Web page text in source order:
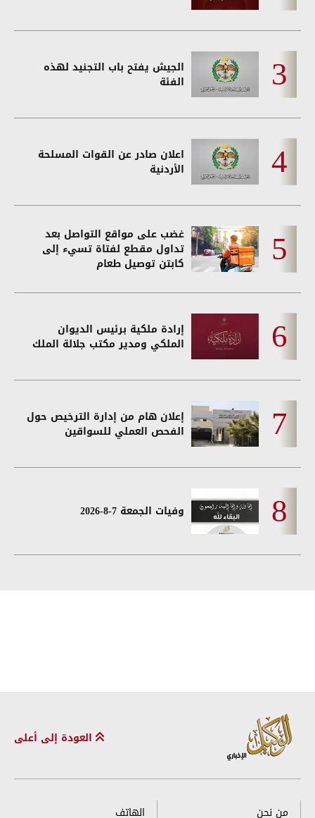
الجيش يفتح باب التجنيد لهذه
الفئة
اعلان صادر عن القوات المسلحة
الأردنية
غضب على مواقع التواصل بعد
تداول مقطع لفتاة تسيء إلى
كابتن توصيل طعام
إرادة ملكية برئيس الديوان
الملكي ومدير مكتب جلالة الملك
إعلان هام من إدارة الترخيص حول
الفحص العملي للسواقين
وفيات الجمعة 7-8-2026
العودة إلى أعلى
من نحن الهاتف